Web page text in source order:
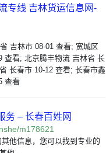
专线 吉林货运信息网-
吉林市 08-01 查看; 宽城区
查看; 北京腾丰物流 吉林省 长
长春市 10-12 查看; 长春市鑫
查看
务 – 长春百姓网
m178621
他信息，您可以找到专业的